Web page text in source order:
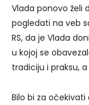
Vlada ponovo želi
pogledati na veb
RS, da je Vlada
u kojoj se
tradiciju i praksu,
Bilo bi za